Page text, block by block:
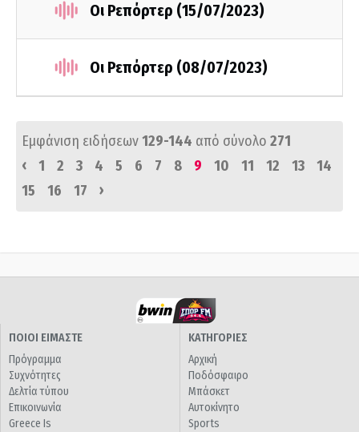
Οι Ρεπόρτερ (15/07/2023)
Οι Ρεπόρτερ (08/07/2023)
Εμφάνιση ειδήσεων129-144 από σύνολο 271
‹
1 2 3 4 5 6 7 8 9 10 11 12 13
14
15
16 17 ›
ΠΟΙΟΙ ΕΙΜΑΣΤΕ
Πρόγραμμα
Συχνότητες
Δελτία τύπου
Επικοινωνία
Greece Is
ΚΑΤΗΓΟΡΙΕΣ
Αρχική
Ποδόσφαιρο
Μπάσκετ
Αυτοκίνητο
Sports